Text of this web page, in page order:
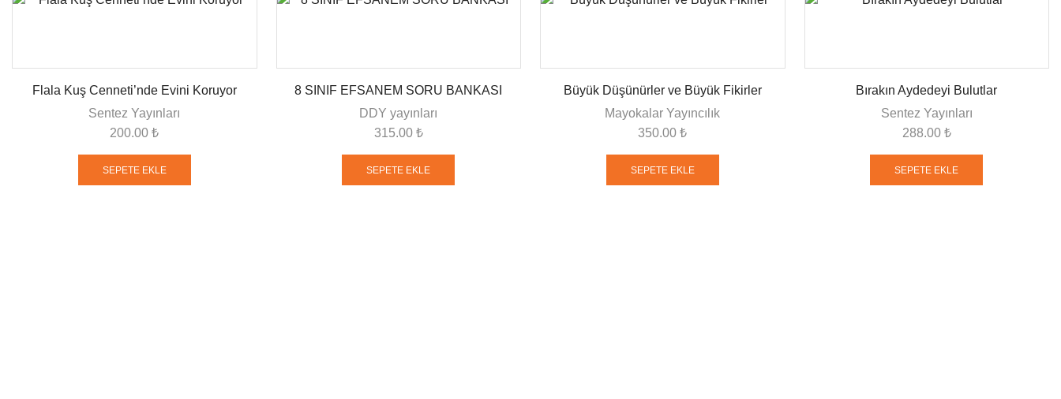
Flala Kuş Cenneti’nde Evini Koruyor
Sentez Yayınları
200.00₺
SEPETE EKLE
8 SINIF EFSANEM SORU BANKASI
DDY yayınları
315.00 ₺
SEPETE EKLE
Büyük Düşünürler ve Büyük Fikirler
Mayokalar Yayıncılık
350.00₺
SEPETE EKLE
Bırakın Aydedeyi Bulutlar
Sentez Yayınları
288.00 ₺
SEPETE EKLE